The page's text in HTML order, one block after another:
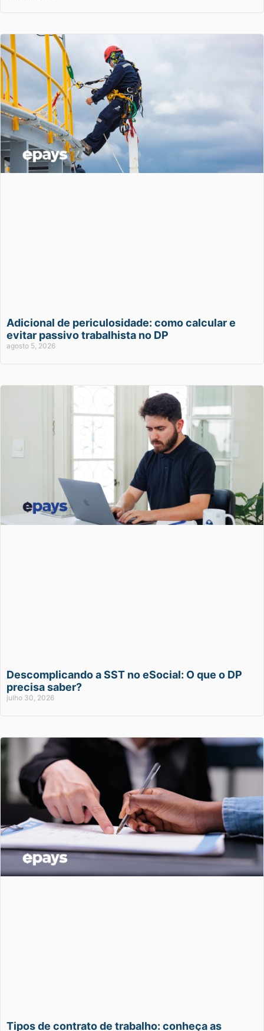
Adicional de periculosidade: como calcular e
evitar passivo trabalhista no DP
agosto 5, 2026
Descomplicando a SST no eSocial: O que o DP
precisa saber?
julho 30, 2026
Tipos de contrato de trabalho: conheça as